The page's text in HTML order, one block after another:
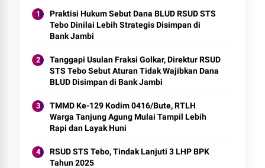
Praktisi Hukum Sebut Dana BLUD RSUD STS
Tebo Dinilai Lebih Strategis Disimpan di
Bank Jambi
Tanggapi Usulan Fraksi Golkar, Direktur RSUD
STS Tebo Sebut Aturan Tidak Wajibkan Dana
BLUD Disimpan di Bank Jambi
TMMD Ke-129 Kodim 0416/Bute, RTLH
Warga Tanjung Agung Mulai Tampil Lebih
Rapi dan Layak Huni
RSUD STS Tebo, Tindak Lanjuti 3 LHP BPK
Tahun 2025